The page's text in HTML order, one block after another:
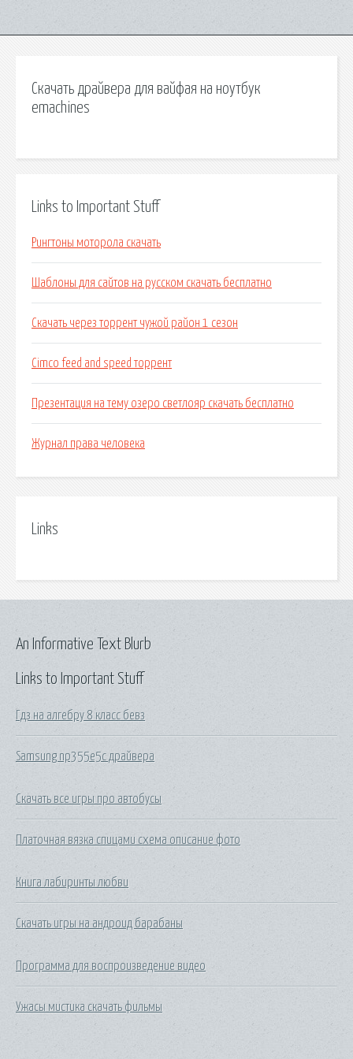
Скачать драйвера для вайфая на ноутбук
emachines
Links to Important Stuff
Рингтоны моторола скачать
Шаблоны для сайтов на русском скачать бесплатно
Скачать через торрент чужой район 1 сезон
Cimco feed and speed торрент
Презентация на тему озеро светлояр скачать бесплатно
Журнал права человека
Links
Links to Important Stuff
Гдз на алгебру 8 класс бевз
Samsung np355e5c драйвера
Скачать все игры про автобусы
Платочная вязка спицами схема описание фото
Книга лабиринты любви
Скачать игры на андроид барабаны
Программа для воспроизведение видео
Ужасы мистика скачать фильмы
An Informative Text Blurb